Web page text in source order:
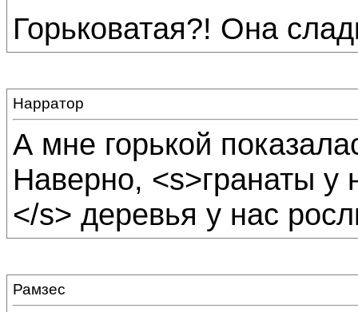
Горьковатая?! Она
Нарратор
А мне горькой
Наверно, <s>гранаты у
</s> деревья у нас
Рамзес